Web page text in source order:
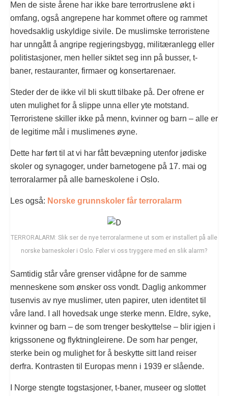
Men de siste årene har ikke bare terrortruslene økt i
omfang, også angrepene har kommet oftere og rammet
hovedsaklig uskyldige sivile. De muslimske terroristene
har unngått å angripe regjeringsbygg, militæranlegg eller
politistasjoner, men heller siktet seg inn på busser, t-
baner, restauranter, firmaer og konsertarenaer.
Steder der de ikke vil bli skutt tilbake på. Der ofrene er
uten mulighet for å slippe unna eller yte motstand.
Terroristene skiller ikke på menn, kvinner og barn – alle er
de legitime mål i muslimenes øyne.
Dette har ført til at vi har fått bevæpning utenfor jødiske
skoler og synagoger, under barnetogene på 17. mai og
terroralarmer på alle barneskolene i Oslo.
Les også: Norske grunnskoler får terroralarm
TERRORALARM: Slik ser de nye terroralarmene ut som er installert på alle
norske barneskoler i Oslo. Føler vi oss tryggere med en slik alarm?
Samtidig står våre grenser vidåpne for de samme
menneskene som ønsker oss vondt. Daglig ankommer
tusenvis av nye muslimer, uten papirer, uten identitet til
våre land. I all hovedsak unge sterke menn. Eldre, syke,
kvinner og barn – de som trenger beskyttelse – blir igjen i
krigssonene og flyktningleirene. De som har penger,
sterke bein og mulighet for å beskytte sitt land reiser
derfra. Kontrasten til Europas menn i 1939 er slående.
I Norge stengte togstasjoner, t-baner, museer og slottet